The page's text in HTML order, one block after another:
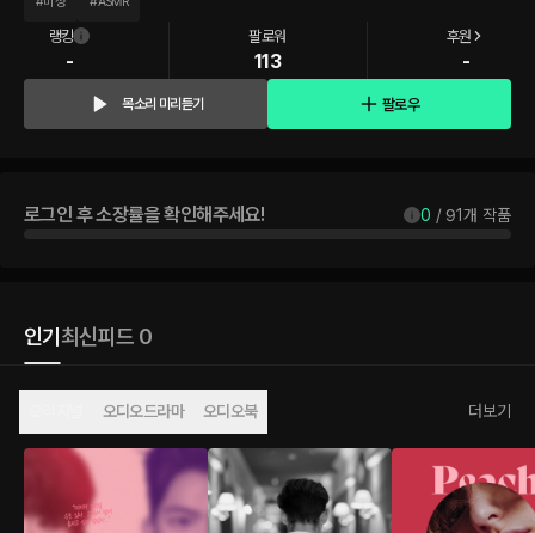
랭킹
-
팔로워
113
후원
-
목소리 미리듣기 팔로우
로그인 후 소장률을 확인해주세요! 0 / 91개 작품
인기 최신피드 0
오디오드라마 오디오북 더보기